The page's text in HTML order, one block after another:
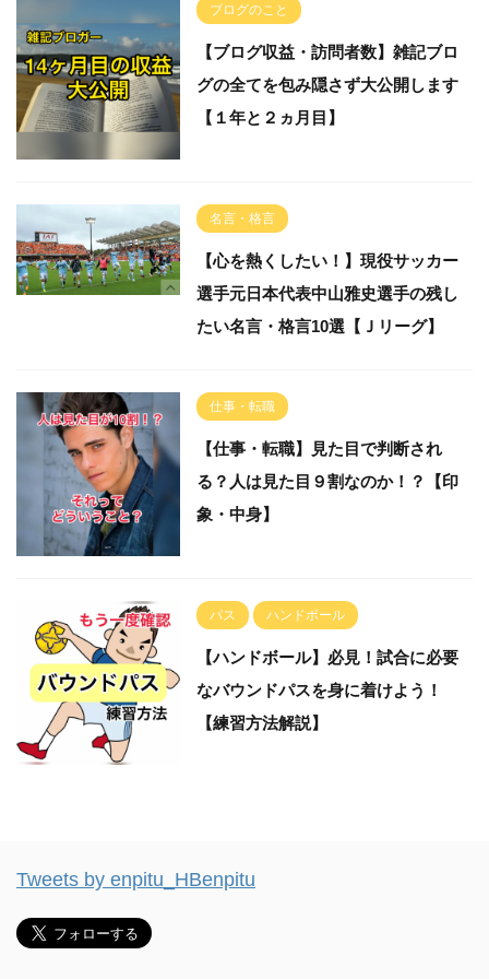
ブログのこと
【ブログ収益・訪問者数】雑記ブロ
グの全てを包み隠さず大公開します
【１年と２ヵ月目】
名言・格言
【心を熱くしたい！】現役サッカー
選手元日本代表中山雅史選手の残し
たい名言・格言10選【Ｊリーグ】
仕事・転職
【仕事・転職】見た目で判断され
る？人は見た目９割なのか！？【印
象・中身】
パス ハンドボール
【ハンドボール】必見！試合に必要
なバウンドパスを身に着けよう！
【練習方法解説】
Tweets by enpitu_HBenpitu